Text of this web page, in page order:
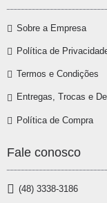
Sobre a Empresa
Política de
Termos e Condições
Entregas, Trocas e
Política de Compra
Fale conosco
(48) 3338-3186